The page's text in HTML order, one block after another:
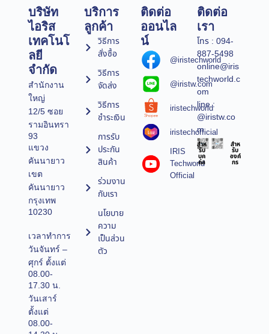
บริษัท
ไอริส
เทคโนโ
ลยี
จำกัด
สำนักงาน
ใหญ่
12/5 ซอย
รามอินทรา
93
แขวง
คันนายาว
เขต
คันนายาว
กรุงเทพ
10230
เวลาทำการ
วันจันทร์ –
ศุกร์ ตั้งแต่
08.00-
17.30 น.
วันเสาร์
ตั้งแต่
08.00-
บริการ
ลูกค้า
วิธีการ
สั่งซื้อ
วิธีการ
จัดส่ง
วิธีการ
ชำระเงิน
การรับ
ประกัน
สินค้า
ร่วมงาน
กับเรา
นโยบาย
ความ
เป็นส่วน
ตัว
ติดต่อ
ออนไล
น์
@iristechworld
@iristw.com
iristechworld
iristechofficial
IRIS
Techworld
Official
ติดต่อ
เรา
โทร : 094-
887-5498
online@iris
techworld.c
om
line :
@iristw.co
m
สำห
รับ
บุค
คล
สำห
รับ
องค์
กร